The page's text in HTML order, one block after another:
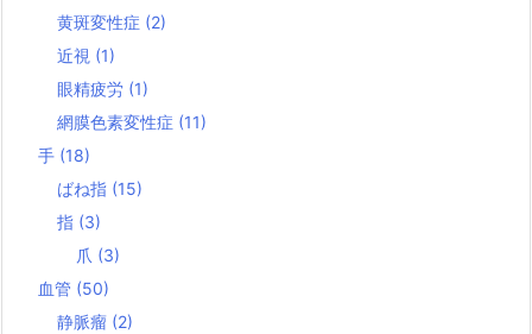
黄斑変性症 (2)
近視 (1)
眼精疲労 (1)
網膜色素変性症 (11)
手 (18)
ばね指 (15)
指 (3)
爪 (3)
血管 (50)
静脈瘤 (2)